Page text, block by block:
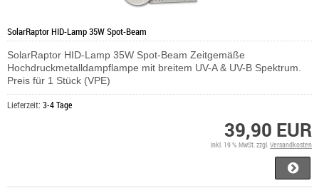
SolarRaptor HID-Lamp 35W Spot-Beam
SolarRaptor HID-Lamp 35W Spot-Beam Zeitgemäße
Hochdruckmetalldampflampe mit breitem UV-A & UV-B Spektrum.
Preis für 1 Stück (VPE)
Lieferzeit: 3-4 Tage
39,90 EUR
inkl. 19 % MwSt. zzgl.Versandkosten